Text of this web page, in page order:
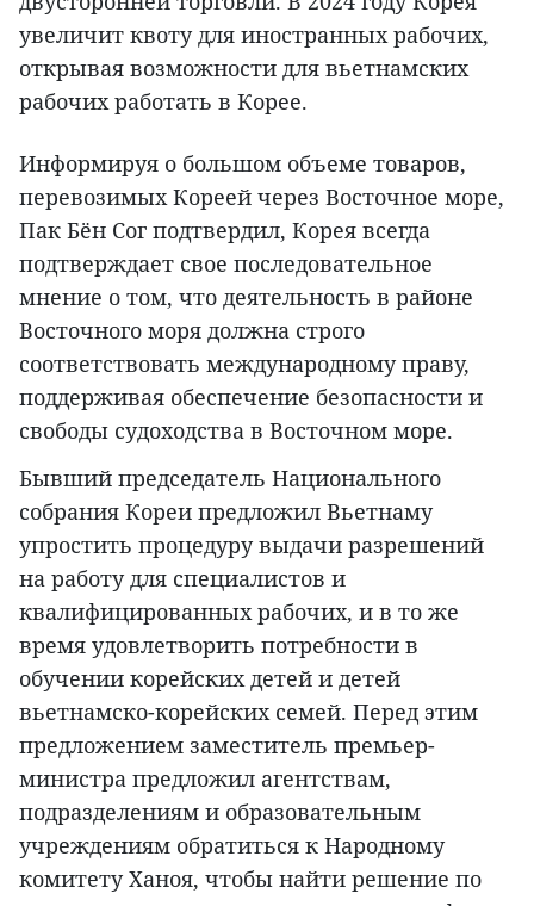
увеличит квоту для иностранных рабочих,
открывая возможности для вьетнамских
рабочих работать в Корее.
Информируя о большом объеме товаров,
перевозимых Кореей через Восточное море,
Пак Бён Сог подтвердил, Корея всегда
подтверждает свое последовательное
мнение о том, что деятельность в районе
Восточного моря должна строго
соответствовать международному праву,
поддерживая обеспечение безопасности и
свободы судоходства в Восточном море.
Бывший председатель Национального
собрания Кореи предложил Вьетнаму
упростить процедуру выдачи разрешений
на работу для специалистов и
квалифицированных рабочих, и в то же
время удовлетворить потребности в
обучении корейских детей и детей
вьетнамско-корейских семей. Перед этим
предложением заместитель премьер-
министра предложил агентствам,
подразделениям и образовательным
учреждениям обратиться к Народному
комитету Ханоя, чтобы найти решение по